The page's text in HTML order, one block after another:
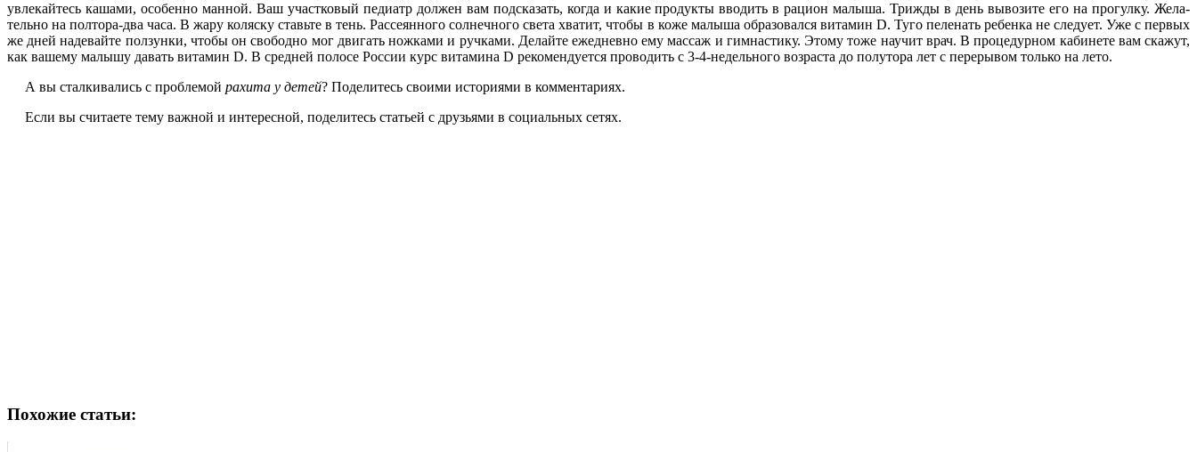
увлекайтесь кашами, особенно манной. Ваш участковый педиатр должен вам подсказать, когда и какие продукты вводить в раци­он малыша. Трижды в день вывозите его на прогулку. Жела­
тельно на полтора-два часа. В жару коляску ставьте в тень. Рас­сеянного солнечного света хватит, чтобы в коже малыша образовал­ся витамин D. Туго пеленать ре­бенка не следует. Уже с первых
же дней надевайте ползунки, чтобы он свободно мог двигать ножка­ми и ручками. Делайте ежеднев­но ему массаж и гимнастику. Это­му тоже научит врач. В процедур­ном кабинете вам скажут,
как ва­шему малышу давать витамин D. В средней полосе России курс ви­тамина D рекомендуется про­водить с 3-4-недельного возрас­та до полутора лет с перерывом только на лето.
А вы сталкивались с проблемой рахита у детей? Поделитесь своими историями в комментариях.
Если вы считаете тему важной и интересной, поделитесь статьей с друзьями в социальных сетях.
Похожие статьи: